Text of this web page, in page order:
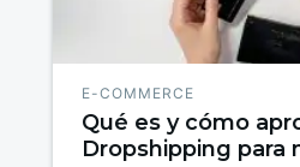
E-COMMERCE
Qué es y cómo
Dropshipping para